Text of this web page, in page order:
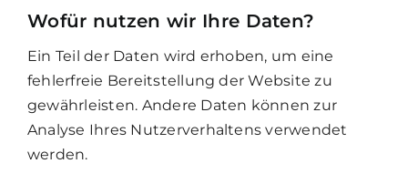
Wofür nutzen wir Ihre Daten?
Ein Teil der Daten wird erhoben, um eine
fehlerfreie Bereitstellung der Website zu
gewährleisten. Andere Daten können zur
Analyse Ihres Nutzerverhaltens verwendet
werden.